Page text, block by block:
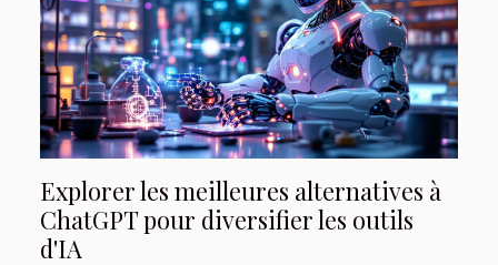
Explorer les meilleures alternatives à
ChatGPT pour diversifier les outils
d'IA